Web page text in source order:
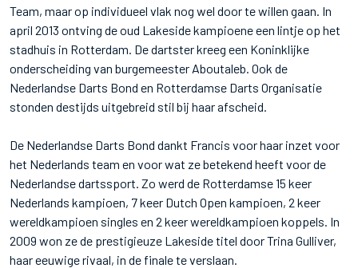
Team, maar op individueel vlak nog wel door te willen gaan. In
april 2013 ontving de oud Lakeside kampioene een lintje op het
stadhuis in Rotterdam. De dartster kreeg een Koninklijke
onderscheiding van burgemeester Aboutaleb. Ook de
Nederlandse Darts Bond en Rotterdamse Darts Organisatie
stonden destijds uitgebreid stil bij haar afscheid.
De Nederlandse Darts Bond dankt Francis voor haar inzet voor
het Nederlands team en voor wat ze betekend heeft voor de
Nederlandse dartssport. Zo werd de Rotterdamse 15 keer
Nederlands kampioen, 7 keer Dutch Open kampioen, 2 keer
wereldkampioen singles en 2 keer wereldkampioen koppels. In
2009 won ze de prestigieuze Lakeside titel door Trina Gulliver,
haar eeuwige rivaal, in de finale te verslaan.